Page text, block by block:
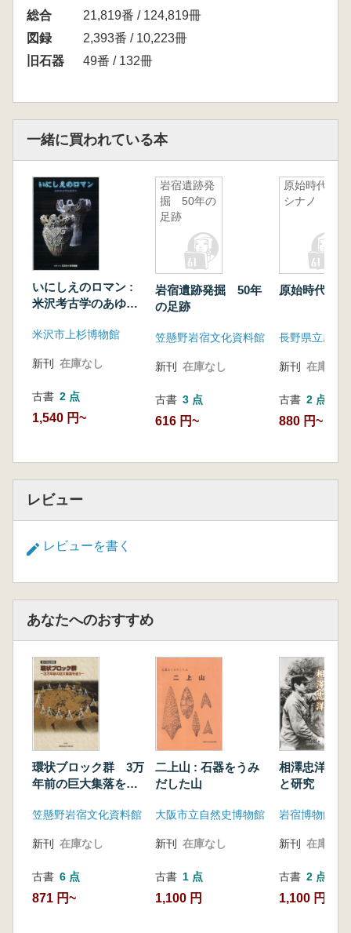
総合
21,819番 / 124,819冊
図録
2,393番 / 10,223冊
旧石器
49番 / 132冊
一緒に買われている本
いにしえのロマン :
米沢考古学のあゆみ
米沢市上杉博物館
新刊 在庫なし
古書 2 点
1,540 円~
岩宿遺跡発
掘 50年の
足跡
岩宿遺跡発掘 50年
の足跡
笠懸野岩宿文化資料館
新刊 在庫なし
古書 3 点
616 円~
原始時代の
シナノ
原始時代の
長野県立歴史
新刊 在庫なし
古書 2 点
880 円~
レビュー
レビューを書く
あなたへのおすすめ
環状ブロック群 3万
年前の巨大集落を追
笠懸野岩宿文化資料館
新刊 在庫なし
古書 6 点
871 円~
二上山 : 石器をうみ
だした山
大阪市立自然史博物館
新刊 在庫なし
古書 1 点
1,100 円
相澤忠洋 そ
と研究 展示
新刊 在庫なし
古書 2 点
1,100 円~